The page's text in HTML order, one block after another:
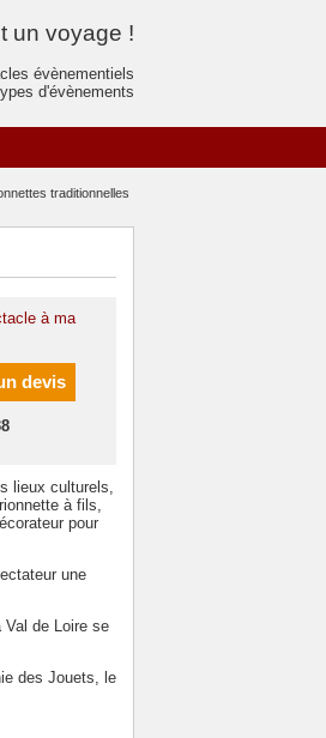
un voyage !
évènementiels
d'évènements
traditionnelles
à ma
devis
lieux culturels,
à fils,
pour
une
Val de Loire se
des Jouets, le